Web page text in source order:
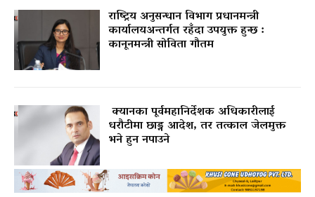
राष्ट्रिय अनुसन्धान विभाग प्रधानमन्त्री
कार्यालयअन्तर्गत रहँदा उपयुक्त हुन्छ :
कानूनमन्त्री सोविता गौतम
क्यानका पूर्वमहानिर्देशक अधिकारीलाई
धरौटीमा छाड्न आदेश, तर तत्काल जेलमुक्त
भने हुन नपाउने